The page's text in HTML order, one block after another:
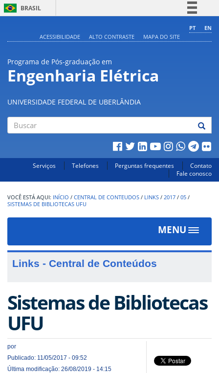
BRASIL
Comunica BR
Acesso à informação
Legislação
PT
EN
ACESSIBILIDADE
ALTO CONTRASTE MAPA DO SITE
Programa de Pós-graduação em
Engenharia Elétrica
UNIVERSIDADE FEDERAL DE UBERLÂNDIA
Serviços Telefones Perguntas frequentes
Contato
Fale conosco
INÍCIO / CENTRAL DE CONTEUDOS / LINKS / 2017 / 05 /
SISTEMAS DE BIBLIOTECAS UFU
MENU
Toggle
Links - Central de Conteúdos
Sistemas de Bibliotecas
UFU
por
Publicado: 11/05/2017 - 09:52
Última modificação: 26/08/2019 - 14:15